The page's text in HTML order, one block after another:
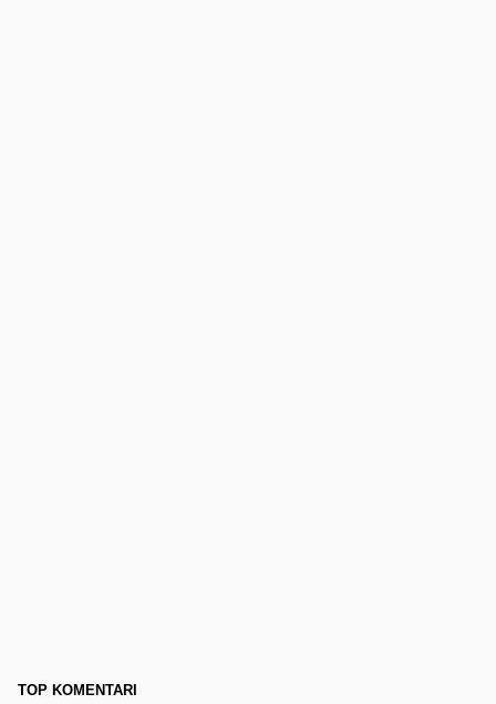
TOP KOMENTARI